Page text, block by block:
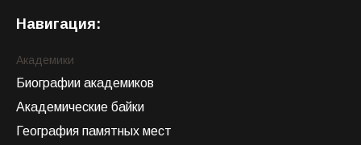
Биографии академиков
География памятных мест
Академические байки
Академики
Навигация: